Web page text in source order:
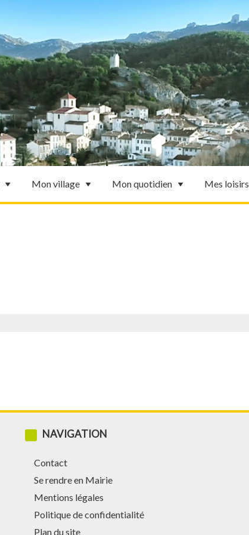
Mon village Mon quotidien Mes loisirs
NAVIGATION
Contact
Se rendre en Mairie
Mentions légales
Politique de confidentialité
Plan du site